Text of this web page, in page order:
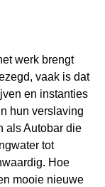
werk brengt
vaak is dat
en instanties
hun verslaving
als Autobar die
tot
Hoe
mooie nieuwe